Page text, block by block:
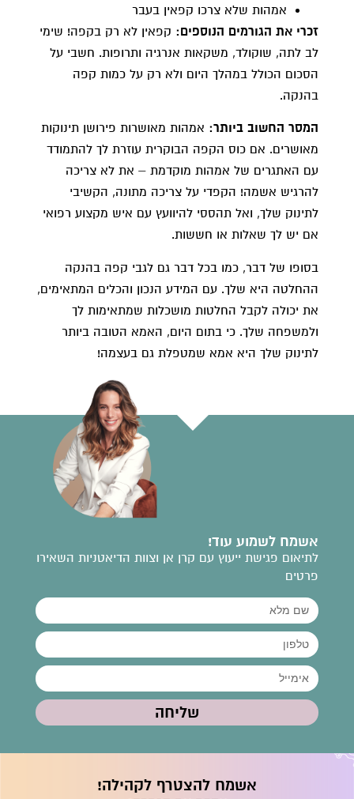
קרן אן גיימן
אמהות שלא צרכו קפאין בעבר
זכרי את הגורמים הנוספים: קפאין לא רק בקפה! שימי
לב לתה, שוקולד, משקאות אנרגיה ותרופות. חשבי על
הסכום הכולל במהלך היום ולא רק על כמות קפה
בהנקה.
המסר החשוב ביותר: אמהות מאושרות פירושן תינוקות
מאושרים. אם כוס הקפה הבוקרית עוזרת לך להתמודד
עם האתגרים של אמהות מוקדמת – את לא צריכה
להרגיש אשמה! הקפדי על צריכה מתונה, הקשיבי
לתינוק שלך, ואל תהססי להיוועץ עם איש מקצוע רפואי
אם יש לך שאלות או חששות.
בסופו של דבר, כמו בכל דבר גם לגבי קפה בהנקה
ההחלטה היא שלך. עם המידע הנכון והכלים המתאימים,
את יכולה לקבל החלטות מושכלות שמתאימות לך
ולמשפחה שלך. כי בתום היום, האמא הטובה ביותר
לתינוק שלך היא אמא שמטפלת גם בעצמה!
אשמח לשמוע עוד!
לתיאום פגישת ייעוץ עם קרן אן וצוות הדיאטניות השאירו
פרטים
שליחה
אשמח להצטרף לקהילה!